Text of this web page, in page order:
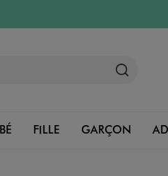
FILLE GARÇON